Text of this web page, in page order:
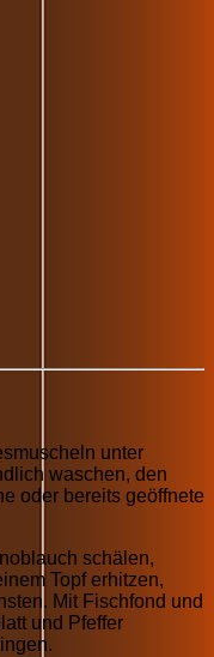
unter
waschen, den
oder bereits geöffnete
schälen,
Topf erhitzen,
Mit Fischfond und
und Pfeffer